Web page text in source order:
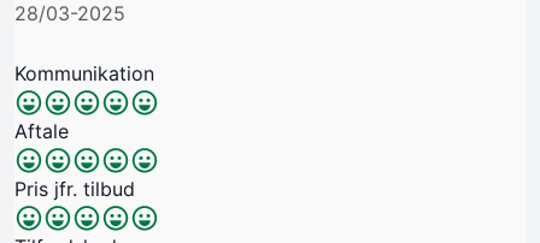
28/03-2025
Kommunikation
Aftale
Pris jfr. tilbud